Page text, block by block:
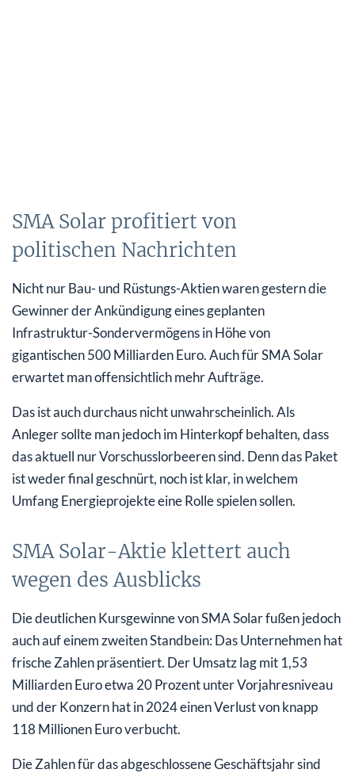
SMA Solar profitiert von
politischen Nachrichten
Nicht nur Bau- und Rüstungs-Aktien waren gestern die
Gewinner der Ankündigung eines geplanten
Infrastruktur-Sondervermögens in Höhe von
gigantischen 500 Milliarden Euro. Auch für SMA Solar
erwartet man offensichtlich mehr Aufträge.
Das ist auch durchaus nicht unwahrscheinlich. Als
Anleger sollte man jedoch im Hinterkopf behalten, dass
das aktuell nur Vorschusslorbeeren sind. Denn das Paket
ist weder final geschnürt, noch ist klar, in welchem
Umfang Energieprojekte eine Rolle spielen sollen.
SMA Solar-Aktie klettert auch
wegen des Ausblicks
Die deutlichen Kursgewinne von SMA Solar fußen jedoch
auch auf einem zweiten Standbein: Das Unternehmen hat
frische Zahlen präsentiert. Der Umsatz lag mit 1,53
Milliarden Euro etwa 20 Prozent unter Vorjahresniveau
und der Konzern hat in 2024 einen Verlust von knapp
118 Millionen Euro verbucht.
Die Zahlen für das abgeschlossene Geschäftsjahr sind